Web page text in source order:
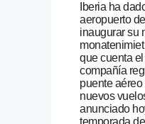
Iberia ha
aeropuerto
inaugurar su
que cuenta
compañía
puente
nuevos
anunciado